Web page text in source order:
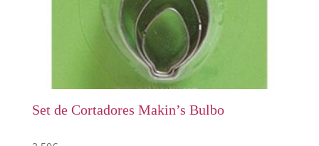
Set de Cortadores Makin’s Bulbo